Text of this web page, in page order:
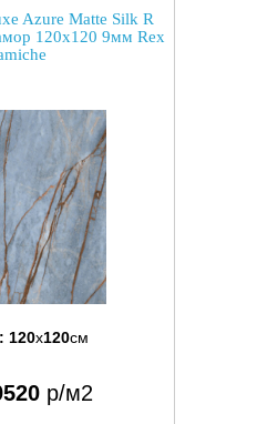
Azure Matte Silk R
120x120 9мм Rex
120x120см
р/м2